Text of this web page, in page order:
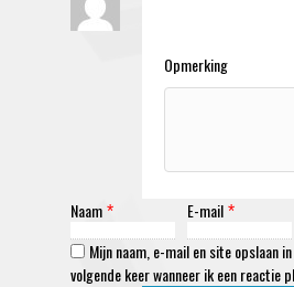
Opmerking
Naam * E-mail *
Mijn naam, e-mail en site opslaan
volgende keer wanneer ik een reactie